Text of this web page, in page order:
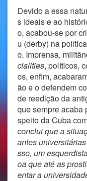
Devido a essa
s ideais e ao
o, acabou-se por
u (derby) na
o. Imprensa,
cialities, políticos,
os, enfim,
ão e o defendem
de reedição da
que sempre acaba
speito da Cuba
conclui que a
antes
sso, um
oa que até as
entar a